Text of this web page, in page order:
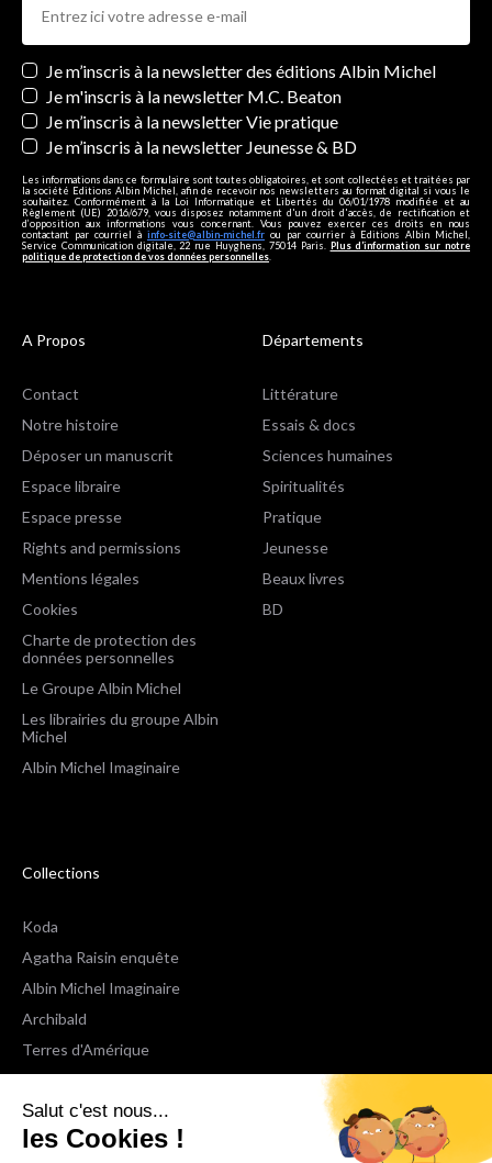
Salut c'est nous...
les Cookies !
Newsletters
Je m’inscris à la newsletter des éditions Albin Michel
Je m'inscris à la newsletter M.C. Beaton
Je m’inscris à la newsletter Vie pratique
Je m’inscris à la newsletter Jeunesse & BD
Les informations dans ce formulaire sont toutes obligatoires, et sont collectées et traitées par
la société Editions Albin Michel, afin de recevoir nos newsletters au format digital si vous le
souhaitez. Conformément à la Loi Informatique et Libertés du 06/01/1978 modifiée et au
Règlement (UE) 2016/679, vous disposez notamment d'un droit d'accès, de rectification et
d’opposition aux informations vous concernant. Vous pouvez exercer ces droits en nous
contactant par courriel à info-site@albin-michel.fr ou par courrier à Editions Albin Michel,
Service Communication digitale, 22 rue Huyghens, 75014 Paris. Plus d’information sur notre
politique de protection de vos données personnelles
A Propos
Contact
Notre histoire
Déposer un manuscrit
Espace libraire
Espace presse
Rights and permissions
Mentions légales
Cookies
Charte de protection des
données personnelles
Le Groupe Albin Michel
Les librairies du groupe Albin
Michel
Albin Michel Imaginaire
Départements
Littérature
Essais & docs
Sciences humaines
Spiritualités
Pratique
Jeunesse
Beaux livres
BD
Collections
Koda
Agatha Raisin enquête
Albin Michel Imaginaire
Archibald
Terres d'Amérique
Espaces Libres Poche
NOX
Wiz